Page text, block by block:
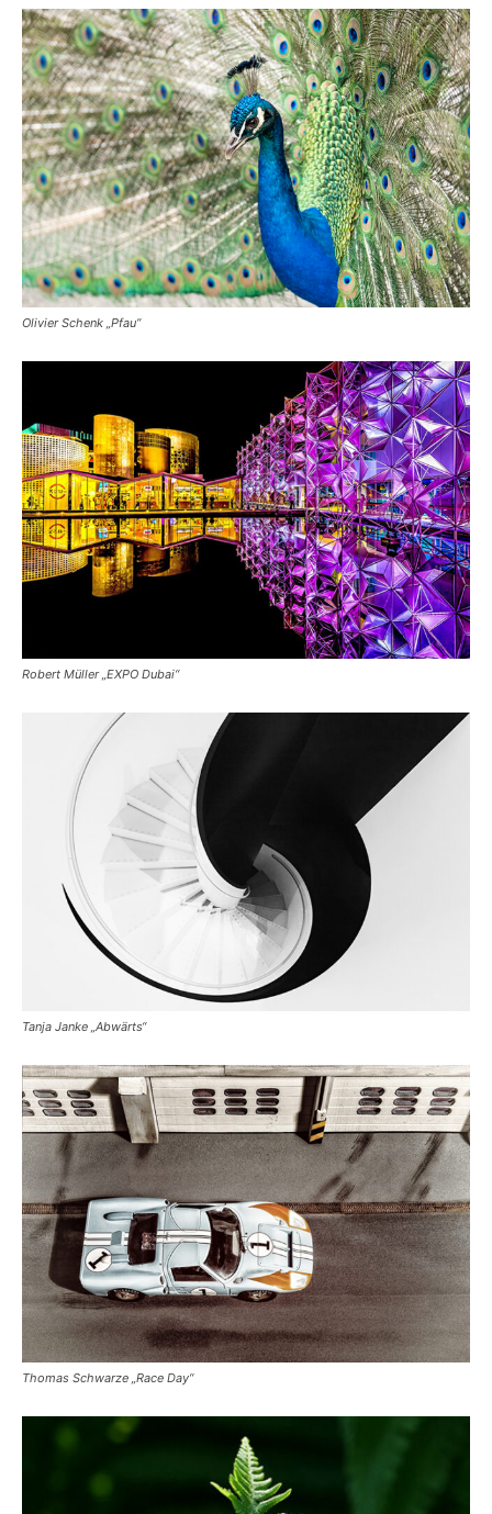
Olivier Schenk „Pfau“
Robert Müller „EXPO Dubai“
Tanja Janke „Abwärts“
Thomas Schwarze „Race Day“